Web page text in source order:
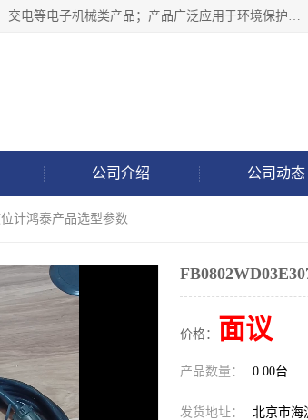
北京鸿泰顺达科技有限公司主要经营电子产品、机械设备、通讯设备、五金、交电等电子机械类产品；产品广泛应用于环境保护、石油化工、电力电子、冶金建筑、煤炭、农业、卫生防疫、教育科研等行业。并成功的与各地环境监测站、污水处理厂、卷烟厂、电厂、高校、科学院所、卫生防疫部门、煤矿、石化厂等用户建立了密切的合作关系。
公司介绍 公司动态
计鸿泰产品选型参数
价格： 面议
产品数量： 0.00台
发货地址： 北京市海